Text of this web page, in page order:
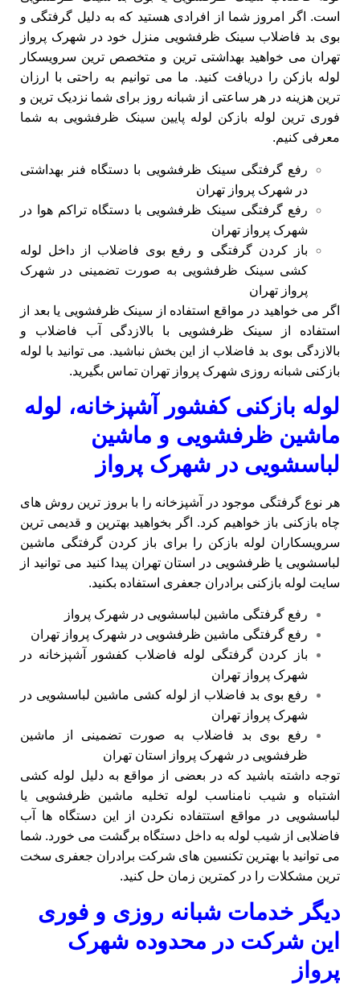
است. اگر امروز شما از افرادی هستید که به دلیل گرفتگی و
بوی بد فاضلاب سینک ظرفشویی منزل خود در شهرک پرواز
تهران می خواهید بهداشتی ترین و متخصص ترین سرویسکار
لوله بازکن را دریافت کنید. ما می توانیم به راحتی با ارزان
ترین هزینه در هر ساعتی از شبانه روز برای شما نزدیک ترین و
فوری ترین لوله بازکن لوله پایین سینک ظرفشویی به شما
معرفی کنیم.
رفع گرفتگی سینک ظرفشویی با دستگاه فنر بهداشتی
در شهرک پرواز تهران
رفع گرفتگی سینک ظرفشویی با دستگاه تراکم هوا در
شهرک پرواز تهران
باز کردن گرفتگی و رفع بوی فاضلاب از داخل لوله
کشی سینک ظرفشویی به صورت تضمینی در شهرک
پرواز تهران
اگر می خواهید در مواقع استفاده از سینک ظرفشویی یا بعد از
استفاده از سینک ظرفشویی با بالازدگی آب فاضلاب و
بالازدگی بوی بد فاضلاب از این بخش نباشید. می توانید با لوله
بازکنی شبانه روزی شهرک پرواز تهران تماس بگیرید.
لوله بازکنی کفشور آشپزخانه، لوله
ماشین ظرفشویی و ماشین
لباسشویی در شهرک پرواز
هر نوع گرفتگی موجود در آشپزخانه را با بروز ترین روش های
چاه بازکنی باز خواهیم کرد. اگر بخواهید بهترین و قدیمی ترین
سرویسکاران لوله بازکن را برای باز کردن گرفتگی ماشین
لباسشویی یا ظرفشویی در استان تهران پیدا کنید می توانید از
سایت لوله بازکنی برادران جعفری استفاده بکنید.
رفع گرفتگی ماشین لباسشویی در شهرک پرواز
رفع گرفتگی ماشین ظرفشویی در شهرک پرواز تهران
باز کردن گرفتگی لوله فاضلاب کفشور آشپزخانه در
شهرک پرواز تهران
رفع بوی بد فاضلاب از لوله کشی ماشین لباسشویی در
شهرک پرواز تهران
رفع بوی بد فاضلاب به صورت تضمینی از ماشین
ظرفشویی در شهرک پرواز استان تهران
توجه داشته باشید که در بعضی از مواقع به دلیل لوله کشی
اشتباه و شیب نامناسب لوله تخلیه ماشین ظرفشویی یا
لباسشویی در مواقع استتفاده نکردن از این دستگاه ها آب
فاضلابی از شیب لوله به داخل دستگاه برگشت می خورد. شما
می توانید با بهترین تکنسین های شرکت برادران جعفری سخت
ترین مشکلات را در کمترین زمان حل کنید.
دیگر خدمات شبانه روزی و فوری
این شرکت در محدوده شهرک
پرواز